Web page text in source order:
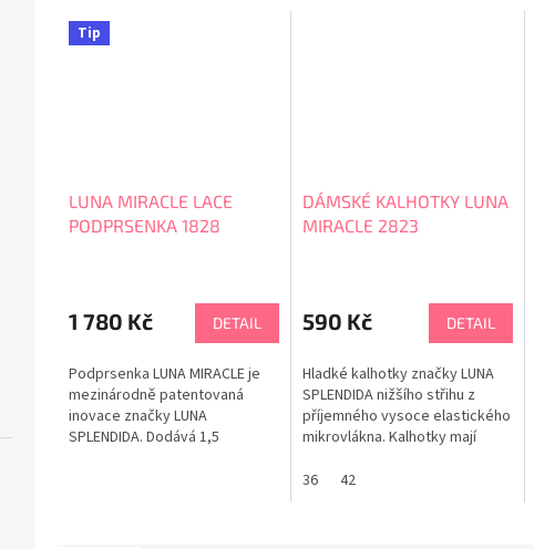
Tip
LUNA MIRACLE LACE
PODPRSENKA 1828
produktu
je
z
5
hvězdiček.
1 780 Kč DETAIL
Podprsenka LUNA MIRACLE je
mezinárodně patentovaná
inovace značky LUNA
SPLENDIDA. Dodává 1,5
DÁMSKÉ KALHOTKY LUNA
MIRACLE 2823
590 Kč DETAIL
Hladké kalhotky značky LUNA
SPLENDIDA nižšího střihu z
příjemného vysoce elastického
mikrovlákna. Kalhotky mají
které něžně odhalují a
36 42